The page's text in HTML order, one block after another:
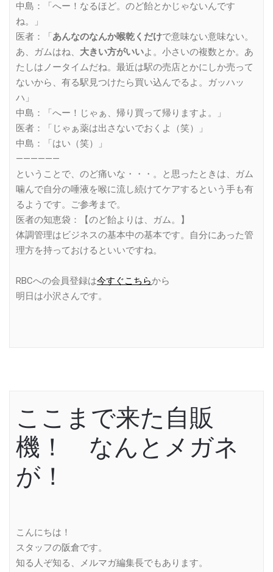
中島：「へー！なるほど。のど飴とかじゃないんです
ね。」
医者：「あんなのなんか喉乾くだけで意味ない意味ない。
あ、ガムはね、 大きい方がいいよ。小さいの複数とか。あ
たしはノータイムだね。最近は駅の売店とかにしか売って
ないから、有る駅見つけたら買い込んでるよ。ガッハッ
ハ」
中島：「へー！じゃぁ、帰り買って帰りますよ。」
医者：「じゃぁ薬は出さないでおくよ（笑）」
中島：「はい（笑）」
——————
ということで、のど痛いな・・・。と思ったときは、ガム
噛んで自分の唾液を喉に流し続けてケアするという手も有
るようです。ご参考まで。
医者の知恵袋：【のど飴よりは、ガム。】
体調管理はビジネスの基本中の基本です。自分にあった管
理方を持っておけるといいですね。
RBCへの会員登録は今すぐこちらから
明日は小沢さんです。
ここまで来た自販
機！ なんとメガネ
が！
こんにちは！
スタッフの阪倉です。
知る人ぞ知る、メルマガ編集長でもあります。